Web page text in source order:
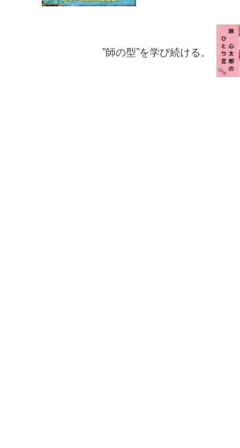
”師の型”を学び続ける。